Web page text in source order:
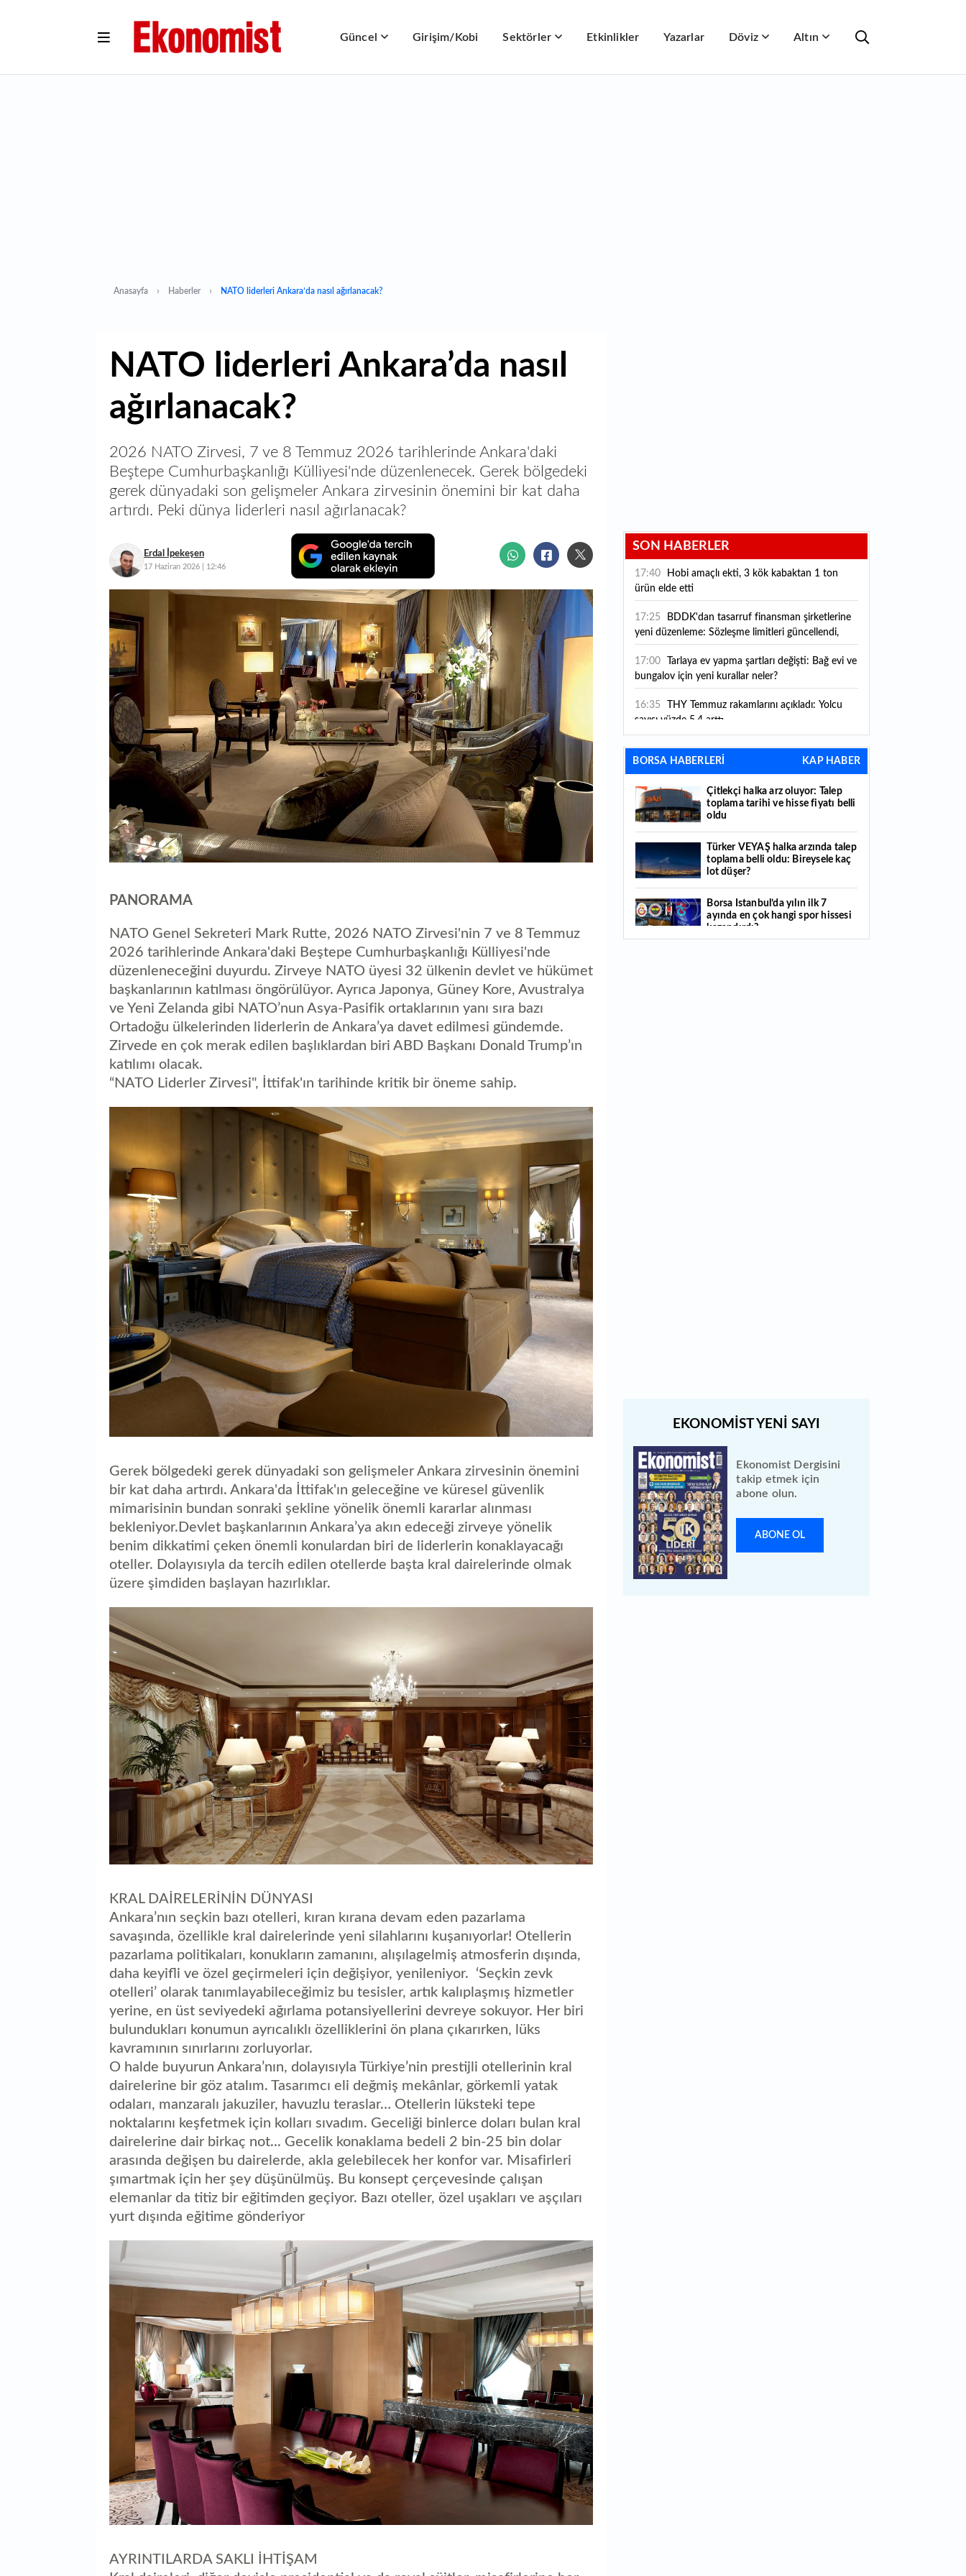
Güncel Girişim/Kobi Sektörler Etkinlikler Yazarlar Döviz Altın
Anasayfa Haberler NATO liderleri Ankara’da nasıl ağırlanacak?
NATO liderleri Ankara’da nasıl
ağırlanacak?
2026 NATO Zirvesi, 7 ve 8 Temmuz 2026 tarihlerinde Ankara'daki
Beştepe Cumhurbaşkanlığı Külliyesi'nde düzenlenecek. Gerek bölgedeki
gerek dünyadaki son gelişmeler Ankara zirvesinin önemini bir kat daha
artırdı. Peki dünya liderleri nasıl ağırlanacak?
Erdal İpekeşen
17 Haziran 2026 | 12:46
PANORAMA
NATO Genel Sekreteri Mark Rutte, 2026 NATO Zirvesi'nin 7 ve 8 Temmuz
2026 tarihlerinde Ankara'daki Beştepe Cumhurbaşkanlığı Külliyesi'nde
düzenleneceğini duyurdu. Zirveye NATO üyesi 32 ülkenin devlet ve hükümet
başkanlarının katılması öngörülüyor. Ayrıca Japonya, Güney Kore, Avustralya
ve Yeni Zelanda gibi NATO’nun Asya-Pasifik ortaklarının yanı sıra bazı
Ortadoğu ülkelerinden liderlerin de Ankara’ya davet edilmesi gündemde.
Zirvede en çok merak edilen başlıklardan biri ABD Başkanı Donald Trump’ın
katılımı olacak.
“NATO Liderler Zirvesi", İttifak'ın tarihinde kritik bir öneme sahip.
Gerek bölgedeki gerek dünyadaki son gelişmeler Ankara zirvesinin önemini
bir kat daha artırdı. Ankara'da İttifak'ın geleceğine ve küresel güvenlik
mimarisinin bundan sonraki şekline yönelik önemli kararlar alınması
bekleniyor.Devlet başkanlarının Ankara’ya akın edeceği zirveye yönelik
benim dikkatimi çeken önemli konulardan biri de liderlerin konaklayacağı
oteller. Dolayısıyla da tercih edilen otellerde başta kral dairelerinde olmak
üzere şimdiden başlayan hazırlıklar.
KRAL DAİRELERİNİN DÜNYASI
Ankara’nın seçkin bazı otelleri, kıran kırana devam eden pazarlama
savaşında, özellikle kral dairelerinde yeni silahlarını kuşanıyorlar! Otellerin
pazarlama politikaları, konukların zamanını, alışılagelmiş atmosferin dışında,
daha keyifli ve özel geçirmeleri için değişiyor, yenileniyor. ‘Seçkin zevk
otelleri’ olarak tanımlayabileceğimiz bu tesisler, artık kalıplaşmış hizmetler
yerine, en üst seviyedeki ağırlama potansiyellerini devreye sokuyor. Her biri
bulundukları konumun ayrıcalıklı özelliklerini ön plana çıkarırken, lüks
kavramının sınırlarını zorluyorlar.
O halde buyurun Ankara’nın, dolayısıyla Türkiye’nin prestijli otellerinin kral
dairelerine bir göz atalım. Tasarımcı eli değmiş mekânlar, görkemli yatak
odaları, manzaralı jakuziler, havuzlu teraslar… Otellerin lüksteki tepe
noktalarını keşfetmek için kolları sıvadım. Geceliği binlerce doları bulan kral
dairelerine dair birkaç not... Gecelik konaklama bedeli 2 bin-25 bin dolar
arasında değişen bu dairelerde, akla gelebilecek her konfor var. Misafirleri
şımartmak için her şey düşünülmüş. Bu konsept çerçevesinde çalışan
elemanlar da titiz bir eğitimden geçiyor. Bazı oteller, özel uşakları ve aşçıları
yurt dışında eğitime gönderiyor
AYRINTILARDA SAKLI İHTİŞAM
SON HABERLER
17:40
ürün elde etti
17:25
yeni düzenleme: Sözleşme limitleri güncellendi,
yeni kurallar yürürlüğe girdi
17:00
bungalov için yeni kurallar neler?
16:35
sayısı yüzde 5,4 arttı
16:27 Piyasaların beklediği veri geldi: ABD tarım
dışı istihdam rakamları açıklandı
16:24 Çitlekçi halka arz oluyor: Talep toplama
tarihi ve hisse fiyatı belli oldu
yapmak istediğini savundu
16:04 Boğaz’ın kıtaları birleştiren ruhu Memorial
16:01 Hafta sonu hava nasıl olacak?
BORSA HABERLERİ KAP HABER
Çitlekçi halka arz oluyor: Talep
toplama tarihi ve hisse fiyatı belli
oldu
Türker VEYAŞ halka arzında talep
toplama belli oldu: Bireysele kaç
lot düşer?
Borsa İstanbul’da yılın ilk 7
ayında en çok hangi spor hissesi
kazandırdı?
Ekonomist Dergisini
takip etmek için
abone olun.
ABONE OL